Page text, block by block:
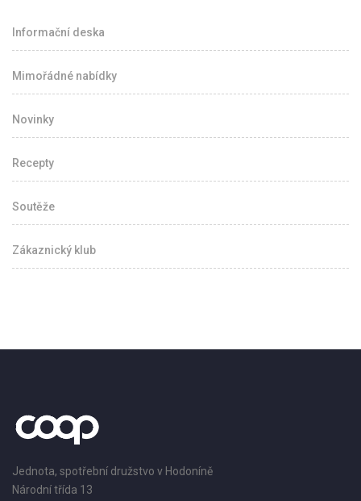
Informační deska
Mimořádné nabídky
Novinky
Recepty
Soutěže
Zákaznický klub
Jednota, spotřební družstvo v Hodoníně
Národní třída 13